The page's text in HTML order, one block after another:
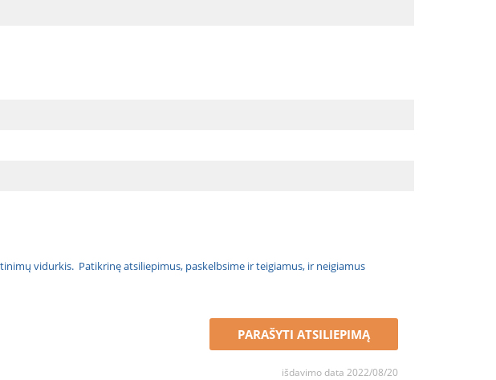
vidurkis. Patikrinę atsiliepimus, paskelbsime ir teigiamus, ir neigiamus
PARAŠYTI ATSILIEPIMĄ
išdavimo data 2022/08/20